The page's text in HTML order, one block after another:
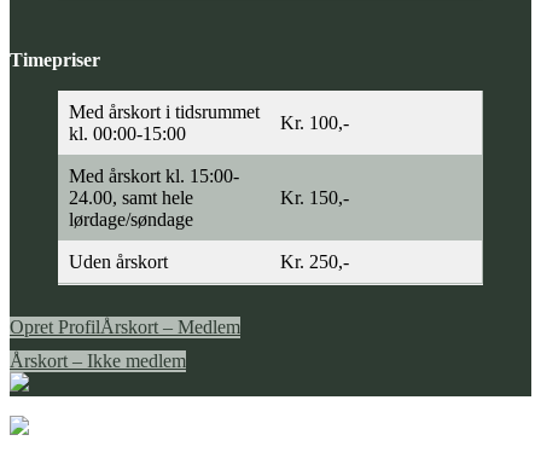
Timepriser
Med årskort i tidsrummet
kl. 00:00-15:00
Kr. 100,-
Med årskort kl. 15:00-
24.00, samt hele
lørdage/søndage
Kr. 150,-
Uden årskort Kr. 250,-
Opret ProfilÅrskort – Medlem
Årskort – Ikke medlem